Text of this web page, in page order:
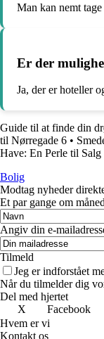
Man kan nemt
Er der
Ja, der er hoteller
Guide til at finde din
til Nørregade 6 •
Have: En Perle til Salg
Bolig
Modtag nyheder
Et par gange om
Angiv din e-
Tilmeld
Jeg er indforstået
Når du tilmelder dig
Del med hjertet
X
Facebook
Hvem er vi
Kontakt os